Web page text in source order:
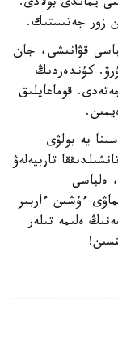
يماندى بولادى.
زور جەتىستىك.
قۋانىشى، جان
كۇندەردىڭ
قوماعايلىق
يە بولۋى
تاربيەلەۋ
ەلباسى
ءۇشىن ءاربىر
ەلىمە تىلەر